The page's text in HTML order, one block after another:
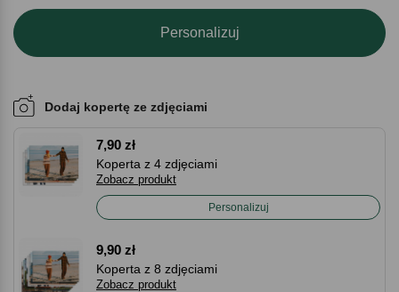
Personalizuj
Dodaj kopertę ze zdjęciami
7,90 zł
Koperta z 4 zdjęciami
Zobacz produkt
Personalizuj
9,90 zł
Koperta z 8 zdjęciami
Zobacz produkt